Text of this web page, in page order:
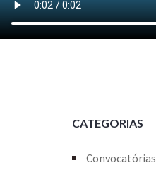
CATEGORIAS
Convocatórias